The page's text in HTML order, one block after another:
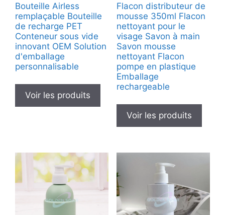
Bouteille Airless
remplaçable Bouteille
de recharge PET
Conteneur sous vide
innovant OEM Solution
d'emballage
personnalisable
Voir les produits
Flacon distributeur de
mousse 350ml Flacon
nettoyant pour le
visage Savon à main
Savon mousse
nettoyant Flacon
pompe en plastique
Emballage
rechargeable
Voir les produits